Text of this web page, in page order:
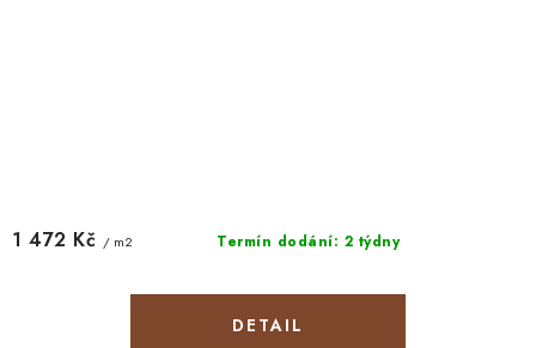
Termín dodání: 2 týdny
1 472 Kč / m2